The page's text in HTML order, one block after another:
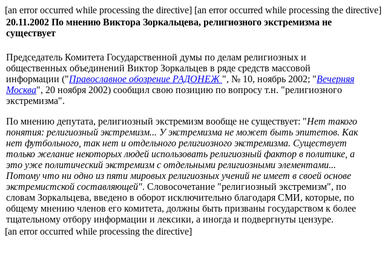
[an error occurred while processing the directive] [an error occurred while processing the directive]
20.11.2002 По мнению Виктора Зоркальцева, религиозного экстремизма не
существует
Председатель Комитета Государственной думы по делам религиозных и
общественных объединений Виктор Зоркальцев в ряде средств массовой
информации ("Православное обозрение РАДОНЕЖ ", № 10, ноябрь 2002; "Вечерняя
Москва", 20 ноября 2002) сообщил свою позицию по вопросу т.н. "религиозного
экстремизма".
По мнению депутата, религиозный экстремизм вообще не существует: "Нет такого
понятия: религиозный экстремизм... У экстремизма не может быть эпитетов. Как
нет футбольного, так нет и отдельного религиозного экстремизма. Существует
только желание некоторых людей использовать религиозный фактор в политике, а
это уже политический экстремизм с отдельными религиозными элементами...
Потому что ни одно из пяти мировых религиозных учений не имеет в своей основе
экстремистской составляющей". Словосочетание "религиозный экстремизм", по
словам Зоркальцева, введено в оборот исключительно благодаря СМИ, которые, по
общему мнению членов его комитета, должны быть призваны государством к более
тщательному отбору информации и лексики, а иногда и подвергнуты цензуре.
[an error occurred while processing the directive]